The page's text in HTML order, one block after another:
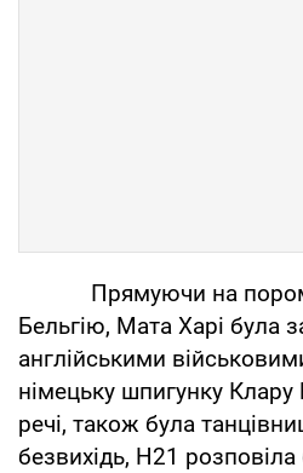
Прямуючи на поромі
Бельгію, Мата Харі була
англійськими
німецьку шпигунку Клару
речі, також була
безвихідь, Н21